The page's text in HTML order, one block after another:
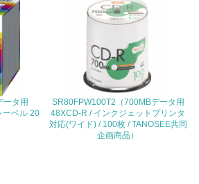
していない）
び外部（大気・水・土壌）への
っている
ータ用
ーベル 20
SR80FPW100T2（700MBデータ用
48XCD-R / インクジェットプリンタ
対応(ワイド) / 100枚 / TANOSEE共同
企画商品）